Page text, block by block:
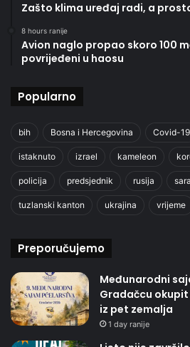
Zašto klima uređaj radi, a
8 hours ranije
Avion naglo propao skoro 100
povrijeđeni u haosu
Popularno
bih Bosna i Hercegovina Covid-19
istaknuto izrael kameleon
policija predsjednik rusija
tuzlanski kanton ukrajina vrijeme
Preporučujemo
Međunarodni
Gradačcu
iz pet zemalja
1 day ranije